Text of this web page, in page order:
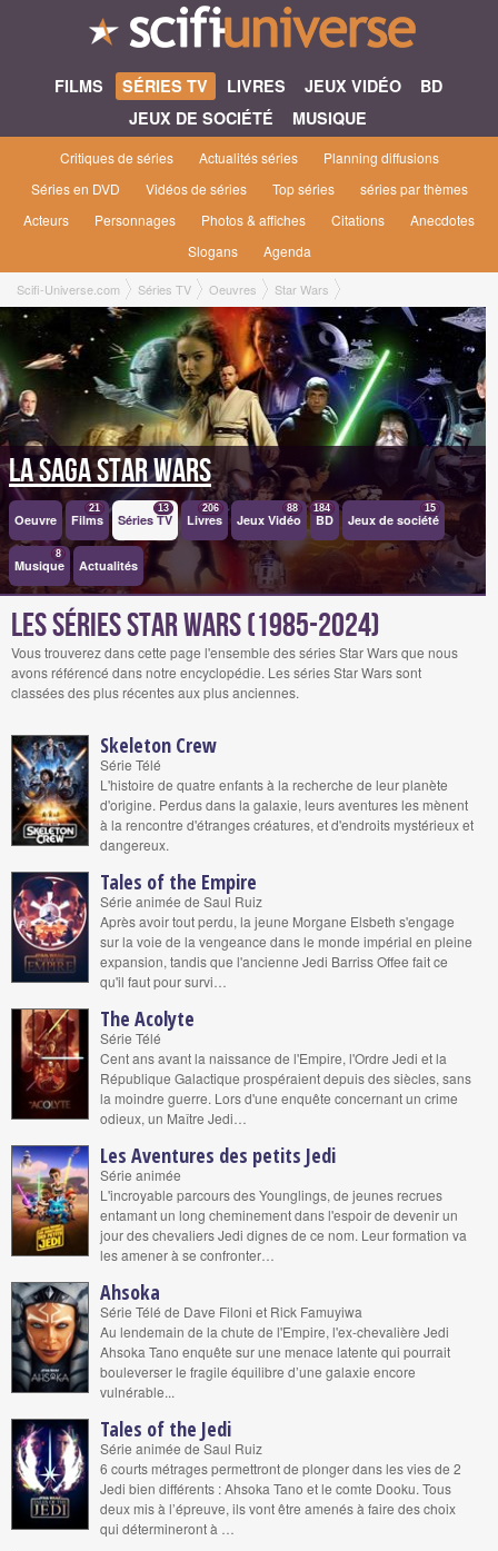
FILMS SÉRIES TV LIVRES JEUX VIDÉO
BD
JEUX DE SOCIÉTÉ
MUSIQUE
Critiques de séries Actualités séries
Planning diffusions
Séries en DVD
Vidéos de séries Top séries
séries par thèmes
Acteurs
Personnages Photos & affiches Citations
Anecdotes
Slogans
Agenda
Scifi-Universe.com Séries TV Oeuvres Star Wars
La saga Star Wars
Oeuvre Films
21
Séries TV
13
Livres
206
Jeux Vidéo
88
BD
184
Jeux de société
15
Musique
8
Actualités
Les séries Star Wars (1985-2024)
Vous trouverez dans cette page l'ensemble des séries Star Wars que nous
avons référencé dans notre encyclopédie. Les séries Star Wars sont
classées des plus récentes aux plus anciennes.
Skeleton Crew
Série Télé
L'histoire de quatre enfants à la recherche de leur planète
d'origine. Perdus dans la galaxie, leurs aventures les mènent
à la rencontre d'étranges créatures, et d'endroits mystérieux et
dangereux.
Tales of the Empire
Série animée de Saul Ruiz
Après avoir tout perdu, la jeune Morgane Elsbeth s'engage
sur la voie de la vengeance dans le monde impérial en pleine
expansion, tandis que l'ancienne Jedi Barriss Offee fait ce
qu'il faut pour survi…
The Acolyte
Série Télé
Cent ans avant la naissance de l'Empire, l'Ordre Jedi et la
République Galactique prospéraient depuis des siècles, sans
la moindre guerre. Lors d'une enquête concernant un crime
odieux, un Maître Jedi…
Les Aventures des petits Jedi
Série animée
L'incroyable parcours des Younglings, de jeunes recrues
entamant un long cheminement dans l'espoir de devenir un
jour des chevaliers Jedi dignes de ce nom. Leur formation va
les amener à se confronter…
Ahsoka
Série Télé de Dave Filoni et Rick Famuyiwa
Au lendemain de la chute de l'Empire, l'ex-chevalière Jedi
Ahsoka Tano enquête sur une menace latente qui pourrait
bouleverser le fragile équilibre d’une galaxie encore
vulnérable...
Tales of the Jedi
Série animée de Saul Ruiz
6 courts métrages permettront de plonger dans les vies de 2
Jedi bien différents : Ahsoka Tano et le comte Dooku. Tous
deux mis à l’épreuve, ils vont être amenés à faire des choix
qui détermineront à …